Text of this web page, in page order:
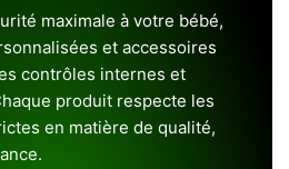
maximale à votre bébé,
et accessoires
contrôles internes et
produit respecte les
en matière de qualité,